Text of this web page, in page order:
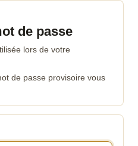
de passe
lors de votre
de passe provisoire vous